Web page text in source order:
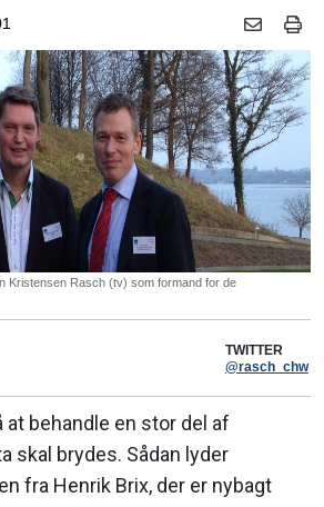
Kristensen Rasch (tv) som formand for de
TWITTER
@rasch_chw
at behandle en stor del af
skal brydes. Sådan lyder
fra Henrik Brix, der er nybagt